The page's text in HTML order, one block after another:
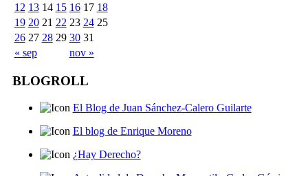
« sep nov »
12 13 14 15 16 17 18
19 20 21 22 23 24 25
26 27 28 29 30 31
BLOGROLL
El Blog de Juan Sánchez-Calero Guilarte
El blog de Enrique Moreno
¿Hay Derecho?